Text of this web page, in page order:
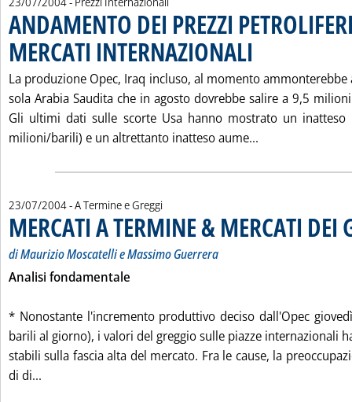
ANDAMENTO DEI PREZZI
MERCATI INTERNAZIONALI
La produzione Opec, Iraq incluso, al momento
sola Arabia Saudita che in agosto dovrebbe salire a 9,5
Gli ultimi dati sulle scorte Usa hanno mostrato un inatteso
milioni/barili) e un altrettanto inatteso aume...
23/07/2004- A Termine e Greggi
MERCATI A TERMINE & MERCATI DEI
di Maurizio Moscatelli e Massimo Guerrera
Analisi fondamentale
* Nonostante l'incremento produttivo deciso dall'Opec
barili al giorno), i valori del greggio sulle piazze internazionali
stabili sulla fascia alta del mercato. Fra le cause, la
di di...